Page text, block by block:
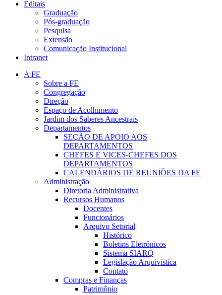
Editais
Graduação
Pós-graduação
Pesquisa
Extensão
Comunicação Institucional
Intranet
A FE
Sobre a FE
Congregação
Direção
Espaço de Acolhimento
Jardim dos Saberes Ancestrais
Departamentos
SEÇÃO DE APOIO AOS
DEPARTAMENTOS
CHEFES E VICES-CHEFES DOS
DEPARTAMENTOS
CALENDÁRIOS DE REUNIÕES DA FE
Administração
Diretoria Administrativa
Recursos Humanos
Docentes
Funcionários
Arquivo Setorial
Histórico
Boletins Eletrônicos
Sistema SIARQ
Legislação Arquivística
Contato
Compras e Finanças
Patrimônio